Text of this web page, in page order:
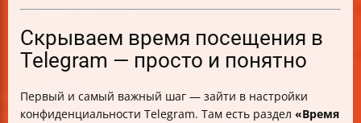
статус
Скрываем время посещения в
Telegram — просто и понятно
Первый и самый важный шаг — зайти в настройки
конфиденциальности Telegram. Там есть раздел «Время